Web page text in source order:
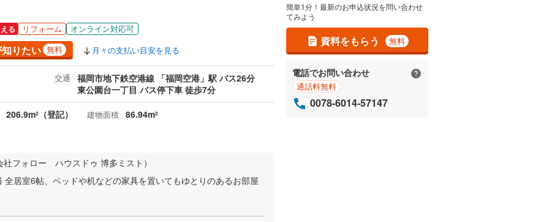
る リフォーム オンライン対応可
りたい 無料 月々の支払い目安を見る
交通
福岡市地下鉄空港線 「福岡空港」駅 バス26分
東公園台一丁目 バス停下車 徒歩7分
206.9m2 （登記） 建物面積 86.94m2
フォロー ハウスドゥ 博多ミスト）
全居室6帖、ベッドや机などの家具を置いてもゆとりのあるお部屋
簡単1分！最新のお申込状況を問い合わせ
てみよう
資料をもらう 無料
電話でお問い合わせ
通話料無料
0078-6014-57147